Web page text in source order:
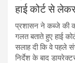
हाई कोर्ट से
प्रशासन ने कब्जे की
गलत बताते हुए हाई
सलाह दी कि वे पहले
निर्देश के बाद